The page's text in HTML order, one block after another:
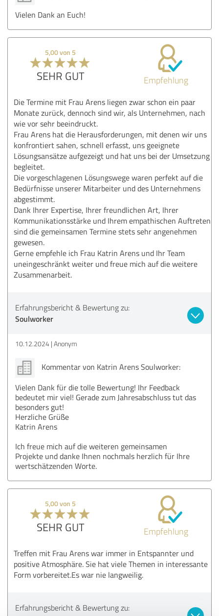
Vielen Dank an Euch!
5,00 von 5
SEHR GUT Empfehlung
Die Termine mit Frau Arens liegen zwar schon ein paar
Monate zurück, dennoch sind wir, als Unternehmen, nach
wie vor sehr beeindruckt.
Frau Arens hat die Herausforderungen, mit denen wir uns
konfrontiert sahen, schnell erfasst, uns geeignete
Lösungsansätze aufgezeigt und hat uns bei der Umsetzung
begleitet.
Die vorgeschlagenen Lösungswege waren perfekt auf die
Bedürfnisse unserer Mitarbeiter und des Unternehmens
abgestimmt.
Dank Ihrer Expertise, Ihrer freundlichen Art, Ihrer
Kommunikationsstärke und Ihrem empathischen Auftreten
sind die gemeinsamen Termine stets sehr angenehmen
gewesen.
Gerne empfehle ich Frau Katrin Arens und Ihr Team
uneingeschränkt weiter und freue mich auf die weitere
Zusammenarbeit.
Erfahrungsbericht & Bewertung zu:
Soulworker
10.12.2024 Anonym
Kommentar von Katrin Arens Soulworker:
Vielen Dank für die tolle Bewertung! Ihr Feedback
bedeutet mir viel! Gerade zum Jahresabschluss tut das
besonders gut!
Herzliche Grüße
Katrin Arens
Ich freue mich auf die weiteren gemeinsamen
Projekte und danke Ihnen nochmals herzlich für Ihre
wertschätzenden Worte.
5,00 von 5
SEHR GUT Empfehlung
Treffen mit Frau Arens war immer in Entspannter und
positive Atmosphäre. Sie hat viele Themen in interessante
Form vorbereitet.Es war nie langweilig.
Erfahrungsbericht & Bewertung zu: